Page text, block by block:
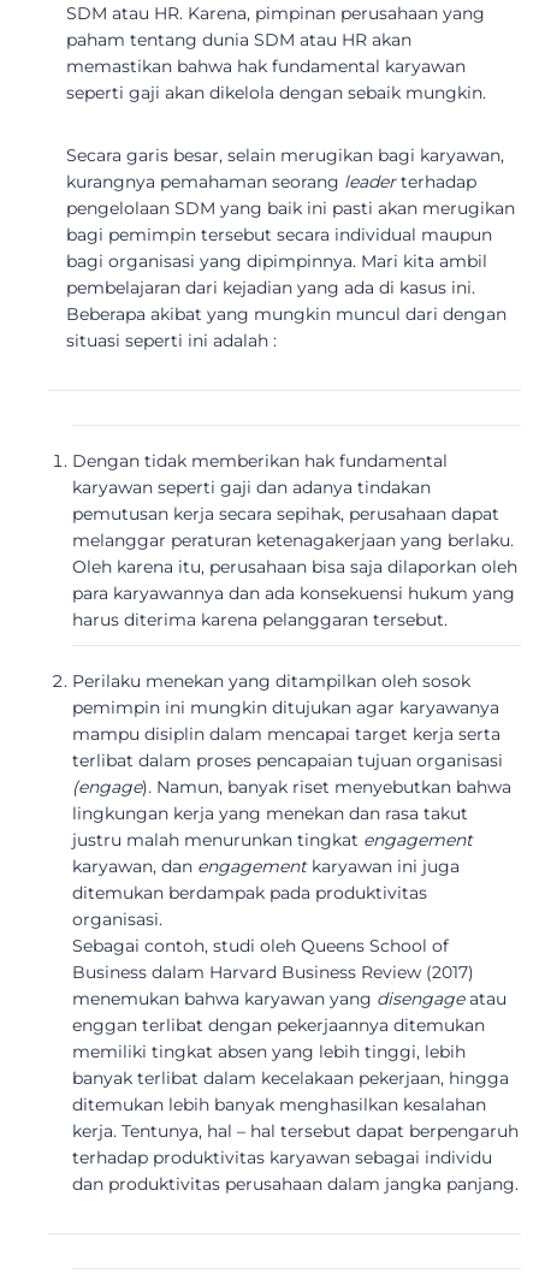
SDM atau HR. Karena, pimpinan perusahaan yang
paham tentang dunia SDM atau HR akan
memastikan bahwa hak fundamental karyawan
seperti gaji akan dikelola dengan sebaik mungkin.
Secara garis besar, selain merugikan bagi karyawan,
kurangnya pemahaman seorang leaderterhadap
pengelolaan SDM yang baik ini pasti akan merugikan
bagi pemimpin tersebut secara individual maupun
bagi organisasi yang dipimpinnya. Mari kita ambil
pembelajaran dari kejadian yang ada di kasus ini.
Beberapa akibat yang mungkin muncul dari dengan
situasi seperti ini adalah :
Dengan tidak memberikan hak fundamental
karyawan seperti gaji dan adanya tindakan
pemutusan kerja secara sepihak, perusahaan dapat
melanggar peraturan ketenagakerjaan yang berlaku.
Oleh karena itu, perusahaan bisa saja dilaporkan oleh
para karyawannya dan ada konsekuensi hukum yang
harus diterima karena pelanggaran tersebut.
Perilaku menekan yang ditampilkan oleh sosok
pemimpin ini mungkin ditujukan agar karyawanya
mampu disiplin dalam mencapai target kerja serta
terlibat dalam proses pencapaian tujuan organisasi
(engage). Namun, banyak riset menyebutkan bahwa
lingkungan kerja yang menekan dan rasa takut
justru malah menurunkan tingkat engagement
karyawan, dan engagement karyawan ini juga
ditemukan berdampak pada produktivitas
organisasi.
Sebagai contoh, studi oleh Queens School of
Business dalam Harvard Business Review (2017)
menemukan bahwa karyawan yang disengageatau
enggan terlibat dengan pekerjaannya ditemukan
memiliki tingkat absen yang lebih tinggi, lebih
banyak terlibat dalam kecelakaan pekerjaan, hingga
ditemukan lebih banyak menghasilkan kesalahan
kerja. Tentunya, hal – hal tersebut dapat berpengaruh
terhadap produktivitas karyawan sebagai individu
dan produktivitas perusahaan dalam jangka panjang.